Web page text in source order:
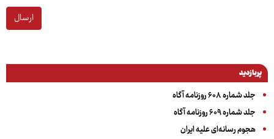
ارسال
پربازدید
جلد شماره ۶۰۸ روزنامه آگاه
جلد شماره ۶۰۹ روزنامه آگاه
هجوم رسانه‌ای علیه ایران